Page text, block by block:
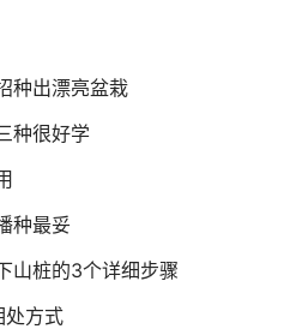
种出漂亮盆栽
种很好学
种最妥
山桩的3个详细步骤
处方式